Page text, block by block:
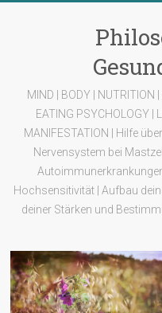
MIND | BODY | NUTRITION
EATING PSYCHOLOGY |
MANIFESTATION | Hilfe
Nervensystem bei
Hochsensitivität | Aufbau
deiner Stärken und